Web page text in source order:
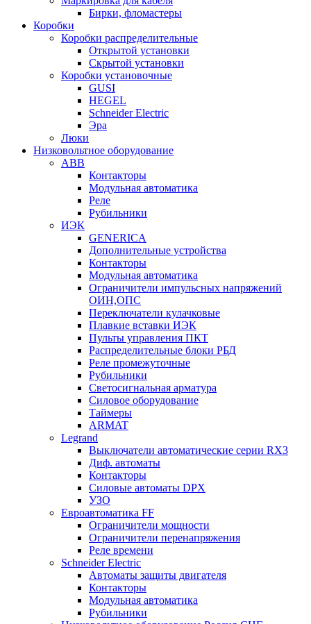
Бирки, фломастеры
Коробки
Коробки распределительные
Открытой установки
Скрытой установки
Коробки установочные
GUSI
HEGEL
Schneider Electric
Эра
Люки
Низковольтное оборудование
ABB
Контакторы
Модульная автоматика
Реле
Рубильники
ИЭК
GENERICA
Дополнительные устройства
Контакторы
Модульная автоматика
Ограничители импульсных напряжений
ОИН,ОПС
Переключатели кулачковые
Плавкие вставки ИЭК
Пульты управления ПКТ
Распределительные блоки РБД
Реле промежуточные
Рубильники
Светосигнальная арматура
Силовое оборудование
Таймеры
ARMAT
Legrand
Выключатели автоматические серии RX3
Диф. автоматы
Контакторы
Силовые автоматы DPX
УЗО
Евроавтоматика FF
Ограничители мощности
Ограничители перенапряжения
Реле времени
Schneider Electric
Автоматы защиты двигателя
Контакторы
Модульная автоматика
Рубильники